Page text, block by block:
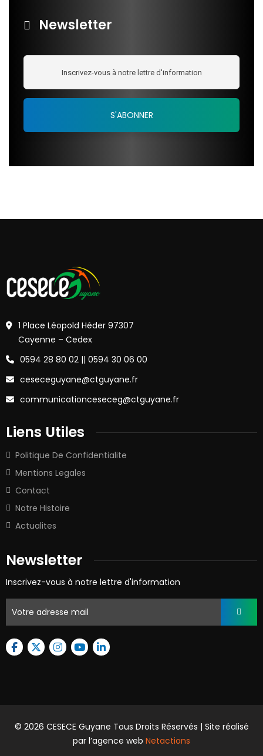
Newsletter
1 Place Léopold Héder 97307
Cayenne – Cedex
0594 28 80 02 || 0594 30 06 00
ceseceguyane@ctguyane.fr
communicationceseceg@ctguyane.fr
Liens Utiles
Politique De Confidentialite
Mentions Legales
Contact
Notre Histoire
Actualites
Newsletter
Inscrivez-vous à notre lettre d'information
© 2026 CESECE Guyane Tous Droits Réservés | Site réalisé
par l’agence web Netactions